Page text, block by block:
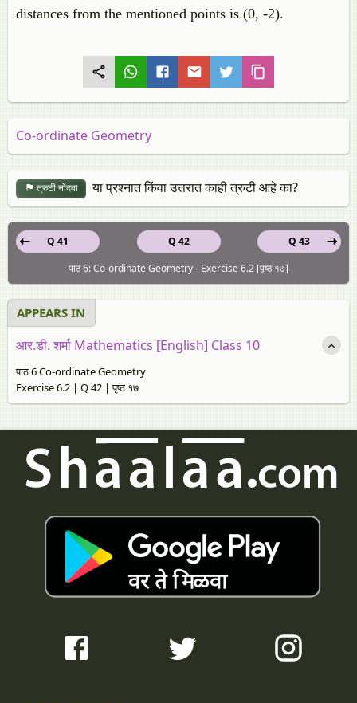
distances from the mentioned points is (0, -2).
Co-ordinate Geometry
त्रुटी नोंदवा या प्रश्नात किंवा उत्तरात काही त्रुटी आहे का?
Q 42
Q 41
Q 43
पाठ 6: Co-ordinate Geometry - Exercise 6.2 [पृष्ठ १७]
APPEARS IN
आर.डी. शर्मा Mathematics [English] Class 10
पाठ 6 Co-ordinate Geometry
Exercise 6.2 | Q 42 | पृष्ठ १७